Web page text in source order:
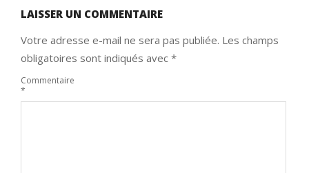
LAISSER UN COMMENTAIRE
Votre adresse e-mail ne sera pas publiée. Les champs
obligatoires sont indiqués avec *
Commentaire
*